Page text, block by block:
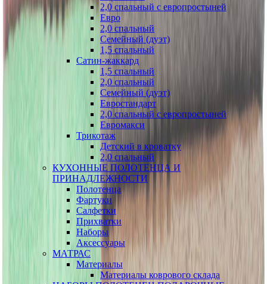
2,0 спальный с европростыней
Евро
2,0 спальный
Семейный (дуэт)
1,5 спальный
Сатин-жаккард
1,5 спальный
2,0 спальный
Семейный (дуэт)
Евростандарт
2,0 спальный с европростыней
Евромакси
Трикотаж
Детский в кроватку
2,0 спальный
КУХОННЫЕ ПОЛОТЕНЦА И
ПРИНАДЛЕЖНОСТИ
Полотенца
Фартуки
Салфетки
Прихватки
Наборы
Аксессуары
МАТРАС
Материалы
Материалы коврового склада